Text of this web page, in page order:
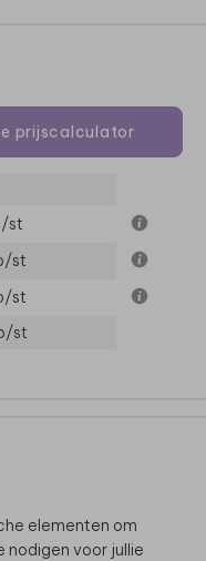
prijscalculator
st
st
st
st
elementen om
nodigen voor jullie